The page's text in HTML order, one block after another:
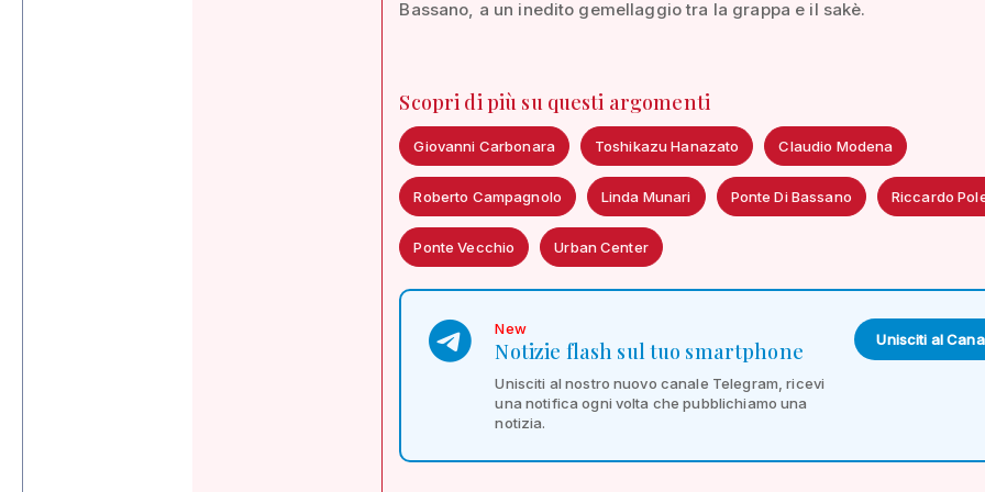
Bassano, a un inedito gemellaggio tra la grappa e il sakè.
Scopri di più su questi argomenti
Giovanni Carbonara Toshikazu Hanazato Claudio Modena
Roberto Campagnolo Linda Munari Ponte Di Bassano Riccardo
Ponte Vecchio Urban Center
New
Notizie flash sul tuo smartphone
Unisciti al nostro nuovo canale Telegram, ricevi
una notifica ogni volta che pubblichiamo una
notizia.
Unisciti al